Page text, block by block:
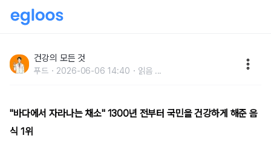
하게 해준 음식 1위
건강의 모든 것
푸드 2026-06-06 14:40 읽음 ...
"바다에서 자라나는 채소" 1300년 전부터 국민을 건강하게 해준 음
식 1위